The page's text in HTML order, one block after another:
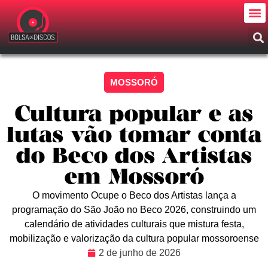
MOSSORÓ
Cultura popular e as
lutas vão tomar conta
do Beco dos Artistas
em Mossoró
O movimento Ocupe o Beco dos Artistas lança a
programação do São João no Beco 2026, construindo um
calendário de atividades culturais que mistura festa,
mobilização e valorização da cultura popular mossoroense
2 de junho de 2026